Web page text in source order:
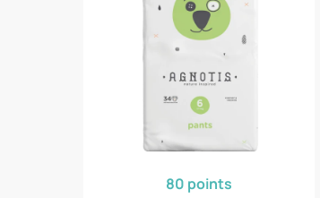
80 points